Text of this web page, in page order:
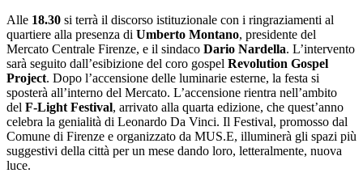
Alle 18.30 si terrà il discorso istituzionale con i ringraziamenti al
quartiere alla presenza di Umberto Montano, presidente del
Mercato Centrale Firenze, e il sindaco Dario Nardella. L’intervento
sarà seguito dall’esibizione del coro gospel Revolution Gospel
Project. Dopo l’accensione delle luminarie esterne, la festa si
sposterà all’interno del Mercato. L’accensione rientra nell’ambito
del F-Light Festival, arrivato alla quarta edizione, che quest’anno
celebra la genialità di Leonardo Da Vinci. Il Festival, promosso dal
Comune di Firenze e organizzato da MUS.E, illuminerà gli spazi più
suggestivi della città per un mese dando loro, letteralmente, nuova
luce.